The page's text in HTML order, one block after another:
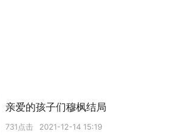
亲爱的孩子们穆枫结局
731点击 2021-12-14 15:19